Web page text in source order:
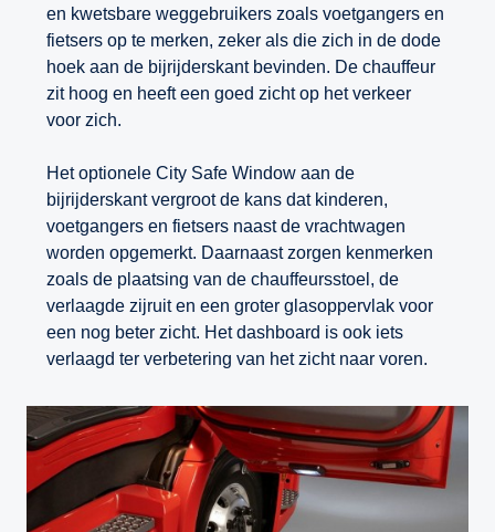
en kwetsbare weggebruikers zoals voetgangers en
fietsers op te merken, zeker als die zich in de dode
hoek aan de bijrijderskant bevinden. De chauffeur
zit hoog en heeft een goed zicht op het verkeer
voor zich.
Het optionele City Safe Window aan de
bijrijderskant vergroot de kans dat kinderen,
voetgangers en fietsers naast de vrachtwagen
worden opgemerkt. Daarnaast zorgen kenmerken
zoals de plaatsing van de chauffeursstoel, de
verlaagde zijruit en een groter glasoppervlak voor
een nog beter zicht. Het dashboard is ook iets
verlaagd ter verbetering van het zicht naar voren.